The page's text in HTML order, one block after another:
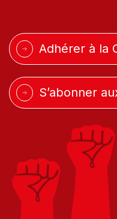
Adhérer à la
S’abonner